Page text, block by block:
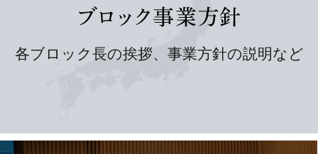
各ブロック長の挨拶、事業方針の説明など